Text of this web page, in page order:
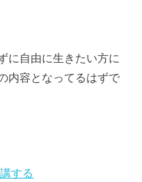
に自由に生きたい方に
内容となってるはずで
する